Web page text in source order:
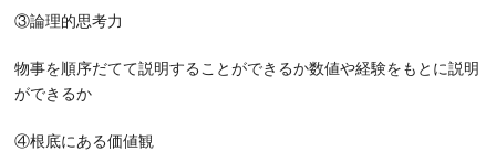
③論理的思考力
物事を順序だてて説明することができるか数値や経験をもとに説明
ができるか
④根底にある価値観